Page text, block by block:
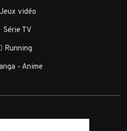
vidéo
Série TV
Running
- Anime